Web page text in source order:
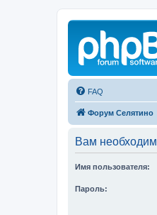
FAQ
Форум Селятино
Вам
Имя пользователя:
Пароль: